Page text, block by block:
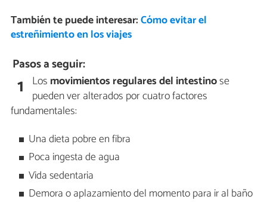
También te puede interesar:Cómo evitar el
estreñimiento en los viajes
Pasos a seguir:
1 Los movimientos regulares del intestinose
pueden ver alterados por cuatro factores
fundamentales:
Una dieta pobre en fibra
Poca ingesta de agua
Vida sedentaria
Demora o aplazamiento del momento para ir al baño